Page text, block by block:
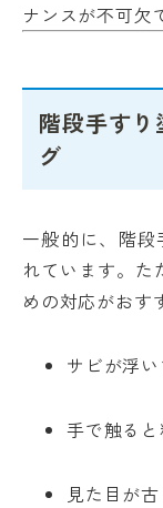
ナンスが不可欠
階段手す
グ
一般的に、階
れています。た
めの対応がおす
サビが浮
手で触ると
見た目が